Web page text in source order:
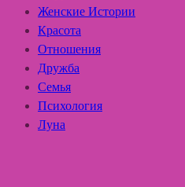
Женские Истории
Красота
Отношения
Дружба
Семья
Психология
Луна